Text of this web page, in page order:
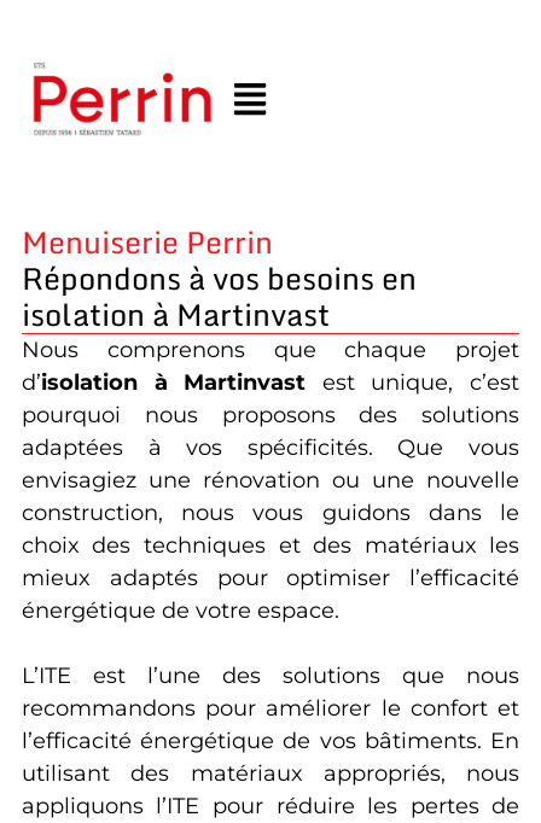
Menuiserie Perrin
Répondons à vos besoins en
isolation à Martinvast
Nous comprenons que chaque projet
d’isolationà Martinvast est unique, c’est
pourquoi nous proposons des solutions
adaptées à vos spécificités. Que vous
envisagiez une rénovation ou une nouvelle
construction, nous vous guidons dans le
choix des techniques et des matériaux les
mieux adaptés pour optimiser l’efficacité
énergétique de votre espace.
L’ITE est l’une des solutions que nous
recommandons pour améliorer le confort et
l’efficacité énergétique de vos bâtiments. En
utilisant des matériaux appropriés, nous
appliquons l’ITE pour réduire les pertes de